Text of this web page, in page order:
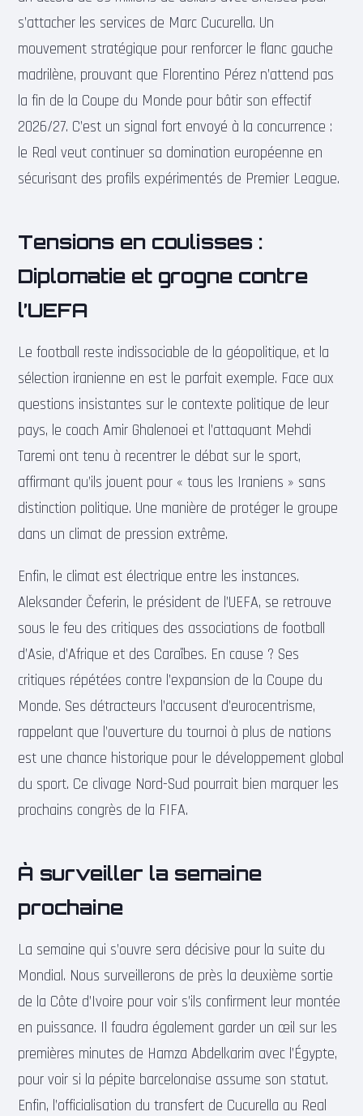
s’attacher les services de Marc Cucurella. Un
mouvement stratégique pour renforcer le flanc gauche
madrilène, prouvant que Florentino Pérez n’attend pas
la fin de la Coupe du Monde pour bâtir son effectif
2026/27. C’est un signal fort envoyé à la concurrence :
le Real veut continuer sa domination européenne en
sécurisant des profils expérimentés de Premier League.
Tensions en coulisses :
Diplomatie et grogne contre
l’UEFA
Le football reste indissociable de la géopolitique, et la
sélection iranienne en est le parfait exemple. Face aux
questions insistantes sur le contexte politique de leur
pays, le coach Amir Ghalenoei et l’attaquant Mehdi
Taremi ont tenu à recentrer le débat sur le sport,
affirmant qu’ils jouent pour « tous les Iraniens » sans
distinction politique. Une manière de protéger le groupe
dans un climat de pression extrême.
Enfin, le climat est électrique entre les instances.
Aleksander Čeferin, le président de l’UEFA, se retrouve
sous le feu des critiques des associations de football
d’Asie, d’Afrique et des Caraïbes. En cause ? Ses
critiques répétées contre l’expansion de la Coupe du
Monde. Ses détracteurs l’accusent d’eurocentrisme,
rappelant que l’ouverture du tournoi à plus de nations
est une chance historique pour le développement global
du sport. Ce clivage Nord-Sud pourrait bien marquer les
prochains congrès de la FIFA.
À surveiller la semaine
prochaine
La semaine qui s’ouvre sera décisive pour la suite du
Mondial. Nous surveillerons de près la deuxième sortie
de la Côte d’Ivoire pour voir s’ils confirment leur montée
en puissance. Il faudra également garder un œil sur les
premières minutes de Hamza Abdelkarim avec l’Égypte,
pour voir si la pépite barcelonaise assume son statut.
Enfin, l’officialisation du transfert de Cucurella au Real